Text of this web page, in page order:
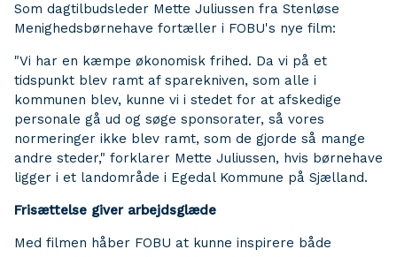
Som dagtilbudsleder Mette Juliussen fra Stenløse
Menighedsbørnehave fortæller i FOBU's nye film:
"Vi har en kæmpe økonomisk frihed. Da vi på et
tidspunkt blev ramt af sparekniven, som alle i
kommunen blev, kunne vi i stedet for at afskedige
personale gå ud og søge sponsorater, så vores
normeringer ikke blev ramt, som de gjorde så mange
andre steder," forklarer Mette Juliussen, hvis børnehave
ligger i et landområde i Egedal Kommune på Sjælland.
Frisættelse giver arbejdsglæde
Med filmen håber FOBU at kunne inspirere både